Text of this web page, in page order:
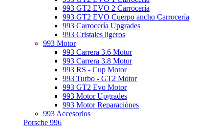
993 GT2 EVO 2 Carrocería
993 GT2 EVO Cuerpo ancho Carrocería
993 Carrocería Upgrades
993 Cristales ligeros
993 Motor
993 Carrera 3.6 Motor
993 Carrera 3.8 Motor
993 RS - Cup Motor
993 Turbo - GT2 Motor
993 GT2 Evo Motor
993 Motor Upgrades
993 Motor Reparaciónes
993 Accesorios
Porsche 996